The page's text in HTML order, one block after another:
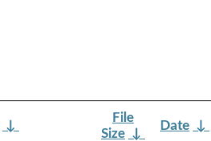
↓
File
Size ↓
Date ↓